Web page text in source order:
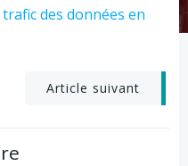
des données en
PostArticle suivant